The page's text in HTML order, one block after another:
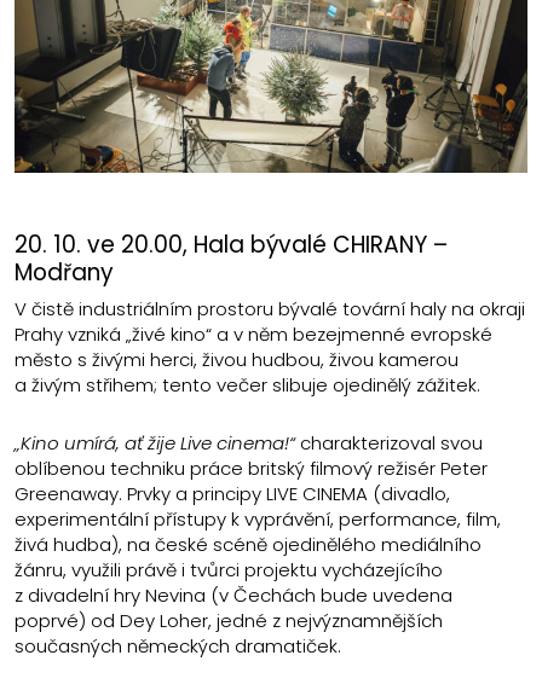
20. 10. ve 20.00, Hala bývalé CHIRANY –
Modřany
V čistě industriálním prostoru bývalé tovární haly na okraji
Prahy vzniká „živé kino“ a v něm bezejmenné evropské
město s živými herci, živou hudbou, živou kamerou
a živým střihem; tento večer slibuje ojedinělý zážitek.
„Kino umírá, ať žije Live cinema!“charakterizoval svou
oblíbenou techniku práce britský filmový režisér Peter
Greenaway. Prvky a principy LIVE CINEMA (divadlo,
experimentální přístupy k vyprávění, performance, film,
živá hudba), na české scéně ojedinělého mediálního
žánru, využili právě i tvůrci projektu vycházejícího
z divadelní hry Nevina (v Čechách bude uvedena
poprvé) od Dey Loher, jedné z nejvýznamnějších
současných německých dramatiček.